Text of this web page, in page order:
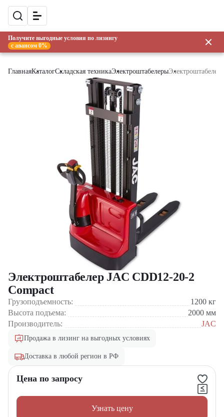
Получите выгодные условия по лизингу
с авансом 0%
ГлавнаяКаталогСкладская техникаЭлектроштабелеры
Электроштабелер JAC CDD12-20-2
Compact
Грузоподъемность: 1200 кг
Высота подъема:
2000 мм
Производитель:
JAC
Продажа в лизинг на выгодных условиях
Доставка в любой регион в РФ
Цена по запросу
Узнать цену